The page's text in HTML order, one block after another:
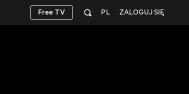
ZALOGUJ SIĘ
PL
Free TV